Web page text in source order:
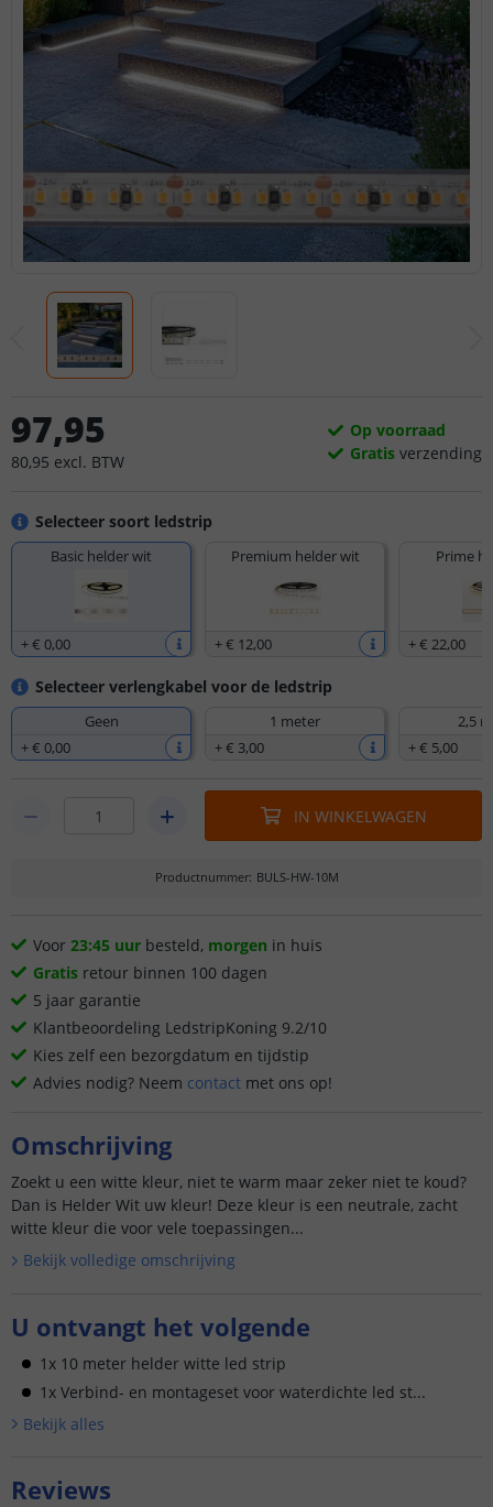
Selecteer soort ledstrip
Basic helder wit
+€ 0,00
Premium helder wit
+€ 12,00
Prime
+€ 22,00
Selecteer verlengkabel voor de ledstrip
Geen
+€ 0,00
1 meter
+€ 3,00
2,5
+€ 5,00
97,95
80,95 excl. BTW
Op voorraad
Gratis verzending
IN WINKELWAGEN
Productnummer: BULS-HW-10M
Voor 23:45 uur besteld, morgen in huis
Gratis retour binnen 100 dagen
5 jaar garantie
Klantbeoordeling LedstripKoning 9.2/10
Kies zelf een bezorgdatum en tijdstip
Advies nodig? Neem contact met ons op!
Omschrijving
Zoekt u een witte kleur, niet te warm maar zeker niet te koud?
Dan is Helder Wit uw kleur! Deze kleur is een neutrale, zacht
witte kleur die voor vele toepassingen...
Bekijk volledige omschrijving
U ontvangt het volgende
1x 10 meter helder witte led strip
1x Verbind- en montageset voor waterdichte led st...
Bekijk alles
Reviews